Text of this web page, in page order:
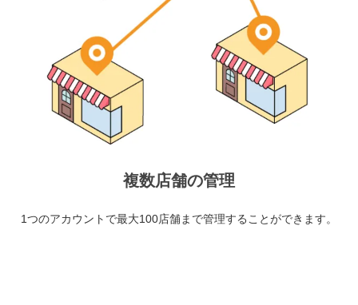
複数店舗の管理
1つのアカウントで最大100店舗まで管理することができます。